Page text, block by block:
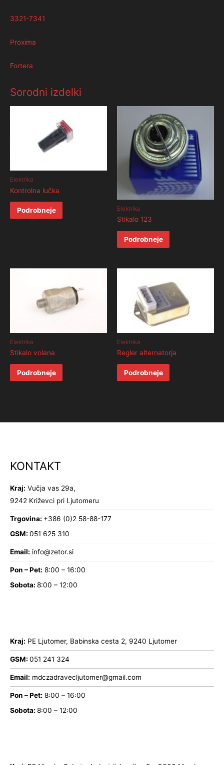
3321-7341
Proxima
Fortera
Sorodni izdelki
Elektrika
Kontrolna lučka
Podrobneje Elektrika
Stikalo 123
Podrobneje
Elektrika
Stikalo volana
Podrobneje
Elektrika
Regler alternatorja
Podrobneje
KONTAKT
Kraj: Vučja vas 29a,
9242 Križevci pri Ljutomeru
Trgovina: +386 (0)2 58-88-177
GSM: 051 625 310
Email: info@zetor.si
Pon – Pet: 8:00 – 16:00
Sobota: 8:00 – 12:00
Kraj: PE Ljutomer, Babinska cesta 2, 9240 Ljutomer
GSM: 051 241 324
Email: mdczadravecljutomer@gmail.com
Pon – Pet: 8:00 – 16:00
Sobota: 8:00 – 12:00